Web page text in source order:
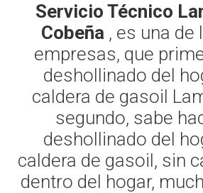
Servicio Técnico
Cobeña , es una de
empresas, que
deshollinado del
caldera de gasoil
segundo, sabe
deshollinado del
caldera de gasoil, sin
dentro del hogar,